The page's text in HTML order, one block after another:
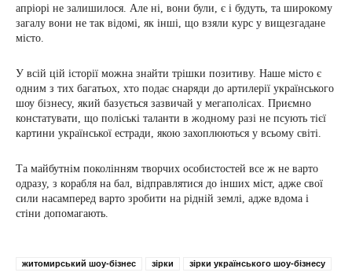
апріорі не залишилося. Але ні, вони були, є і будуть, та широкому
загалу вони не так відомі, як інші, що взяли курс у вищезгадане
місто.
У всій цій історії можна знайти трішки позитиву. Наше місто є
одним з тих багатьох, хто подає снаряди до артилерії українського
шоу бізнесу, який базується зазвичай у мегаполісах. Приємно
констатувати, що поліські таланти в жодному разі не псують тієї
картини української естради, якою захоплюються у всьому світі.
Та майбутнім поколінням творчих особистостей все ж не варто
одразу, з корабля на бал, відправлятися до інших міст, адже свої
сили насамперед варто зробити на рідній землі, адже вдома і
стіни допомагають.
житомирський шоу-бізнес зірки зірки українського шоу-бізнесу